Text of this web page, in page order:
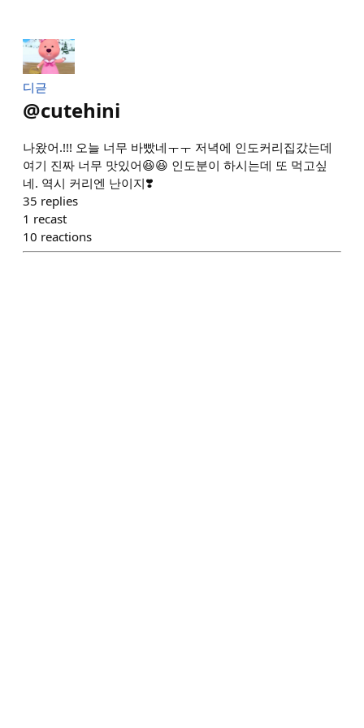
디귿
@cutehini
나왔어.!!! 오늘 너무 바빴네ㅜㅜ 저녁에 인도커리집갔는데
여기 진짜 너무 맛있어😆😆 인도분이 하시는데 또 먹고싶
네. 역시 커리엔 난이지❣️
35 replies
1 recast
10 reactions